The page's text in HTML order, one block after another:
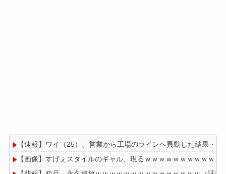
【速報】ワイ（25）、営業から工場のラインへ異動した結果・・
【画像】すげぇスタイルのギャル、現るｗｗｗｗｗｗｗｗｗｗｗ